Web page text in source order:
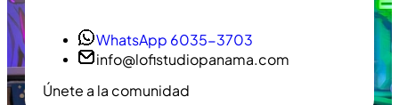
WhatsApp 6035-3703
info@lofistudiopanama.com
Únete a la comunidad